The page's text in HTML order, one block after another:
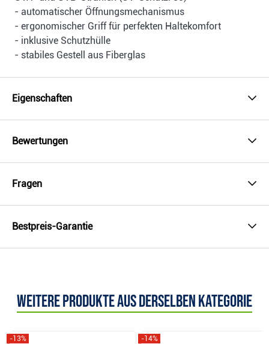
- automatischer Öffnungsmechanismus
- ergonomischer Griff für perfekten Haltekomfort
- inklusive Schutzhülle
- stabiles Gestell aus Fiberglas
Eigenschaften
Bewertungen
Fragen
Bestpreis-Garantie
Weitere Produkte aus derselben Kategorie
-13% -14%